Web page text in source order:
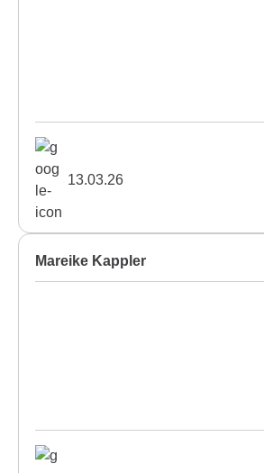
13.03.26
Mareike Kappler